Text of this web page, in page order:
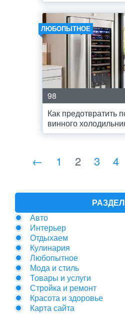
ЛЮБОПЫТНОЕ
98
Как предотвратить
винного
← 1 2 3 4
Авто
Интерьер
Отдыхаем
Кулинария
Любопытное
Мода и стиль
Товары и услуги
Стройка и ремонт
Красота и здоровье
Карта сайта